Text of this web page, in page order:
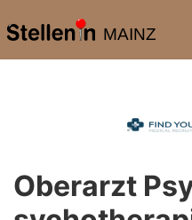
MAINZ
Oberarzt